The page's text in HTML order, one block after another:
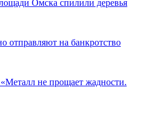
Омска спилили деревья
отправляют на банкротство
не прощает жадности.